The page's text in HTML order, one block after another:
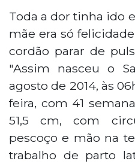
Toda a dor tinha ido
mãe era só
cordão parar de
"Assim nasceu o
agosto de 2014, às
feira, com 41
51,5 cm, com
pescoço e mão na
trabalho de parto